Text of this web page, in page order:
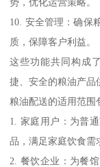
10. 安全管理：确保
质，保障客户利益。
这些功能共同构成
捷、安全的粮油产品
粮油配送的适用范围
1. 家庭用户：为普
品，满足家庭饮食需
2. 餐饮企业：为餐